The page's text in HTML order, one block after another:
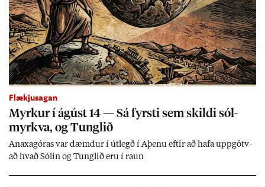
Flækjusagan
Myrk­ur í ág­úst 14 — Sá fyrsti sem skildi sól­
myrkva, og Tungl­ið
An­axagór­as var dæmd­ur í út­legð í Aþenu eft­ir að hafa upp­götv­
að hvað Sól­in og Tungl­ið eru í raun